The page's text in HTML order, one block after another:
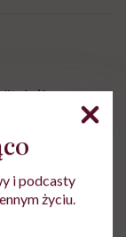
pamięta, a w
i podcasty
życiu.